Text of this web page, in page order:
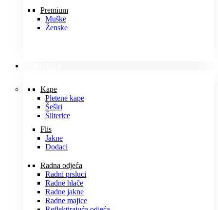
Premium
Muške
Ženske
Kape
Pletene kape
Šeširi
Šilterice
Flis
Jakne
Dodaci
Radna odjeća
Radni prsluci
Radne hlače
Radne jakne
Radne majice